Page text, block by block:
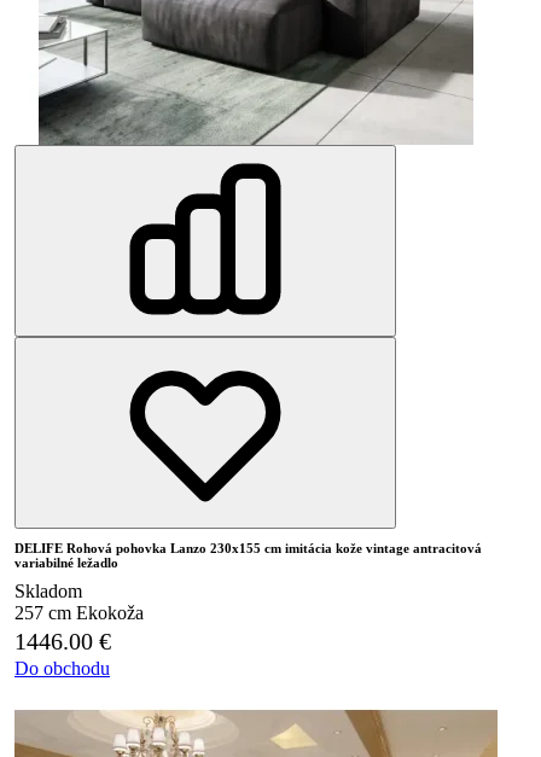
DELIFE Rohová pohovka Lanzo 230x155 cm imitácia kože vintage antracitová
variabilné ležadlo
Skladom
257 cm Ekokoža
1446.00 €
Do obchodu